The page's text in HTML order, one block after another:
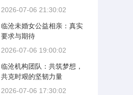
2026-07-06 21:30:02
临沧未婚女公益相亲：真实
要求与期待
2026-07-06 19:00:02
临沧机构团队：共筑梦想，
共克时艰的坚韧力量
2026-07-06 17:30:02